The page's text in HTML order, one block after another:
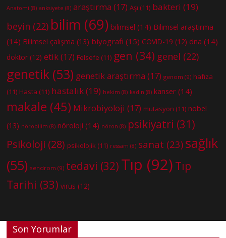
Anatomi (8) anksiyete (8) araştırma (17) Aşı (11) bakteri (19)
beyin (22) bilim (69) bilimsel (14) Bilimsel araştırma
(14) Bilimsel çalışma (13) biyografi (15) COVID-19 (12) dna (14)
doktor (12) etik(17) Felsefe (11) gen (34) genel (22)
genetik (53) genetik araştırma (17) genom (9) hafıza
(11) Hasta (11) hastalık(19) hekim (8) kadın (8) kanser (14)
makale (45) Mikrobiyoloji (17) mutasyon (11) nobel
(13) nörobilim (8) nöroloji (14) nöron (8) psikiyatri (31)
Psikoloji (28) psikolojik (11) ressam (8) sanat (23) sağlık
(55) sendrom (9) tedavi (32) Tıp (92) Tıp
Tarihi (33) virüs (12)
Son Yorumlar